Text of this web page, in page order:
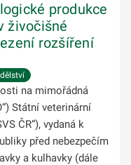
produkce
živočišné
rozšíření
na mimořádná
Státní veterinární
ČR“), vydaná k
před nebezpečím
a kulhavky (dále